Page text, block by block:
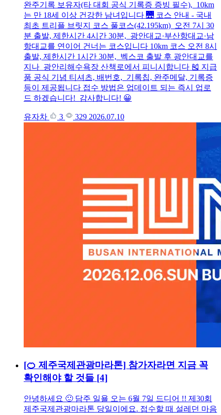
완주기록 보유자(타 대회 공식 기록증 증빙 필수), 10km
는 만 18세 이상 건강한 남녀입니다 🌉 코스 안내 - 국내
최초 트리플 브릿지 코스 풀코스(42.195km) 오전 7시 30
분 출발, 제한시간 4시간 30분, 광안대교·부산항대교·남
항대교를 연이어 건너는 코스입니다 10km 코스 오전 8시
출발, 제한시간 1시간 30분, 벡스코 출발 후 광안대교를
지나 광안리해수욕장 산책로에서 피니시합니다 🎽 지급
품 공식 기념 티셔츠, 배번호, 기록칩, 완주메달, 기록증
등이 제공됩니다 접수 방법은 업데이트 되는 즉시 업로
드 하겠습니다! 감사합니다! 😀
유자차 3 329 2026.07.10
[🍊 제주국제관광마라톤] 참가자라면 지금 꼭
확인해야 할 것들 [4]
안녕하세요 🙂 담주 일욜 오는 6월 7일 드디어 !! 제30회
제주국제관광마라톤 당일이에요. 접수할 때 설레던 마음